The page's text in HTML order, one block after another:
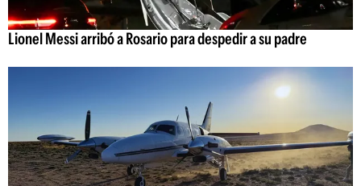
Lionel Messi arribó a Rosario para despedir a su padre